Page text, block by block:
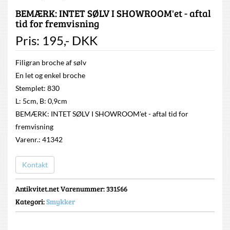
BEMÆRK: INTET SØLV I SHOWROOM'et - aftal
tid for fremvisning
Pris: 195,- DKK
Filigran broche af sølv
En let og enkel broche
Stemplet: 830
L: 5cm, B: 0,9cm
BEMÆRK: INTET SØLV I SHOWROOM'et - aftal tid for
fremvisning
Varenr.: 41342
Kontakt
Antikvitet.net Varenummer: 331566
Kategori:Smykker